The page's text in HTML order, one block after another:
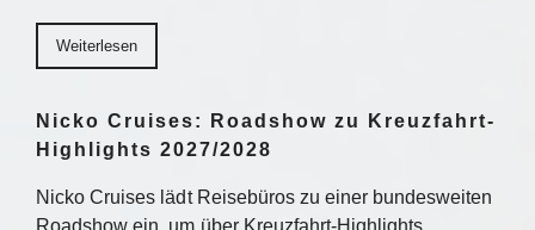
Weiterlesen
Nicko Cruises: Roadshow zu Kreuzfahrt-
Highlights 2027/2028
Nicko Cruises lädt Reisebüros zu einer bundesweiten
Roadshow ein, um über Kreuzfahrt-Highlights